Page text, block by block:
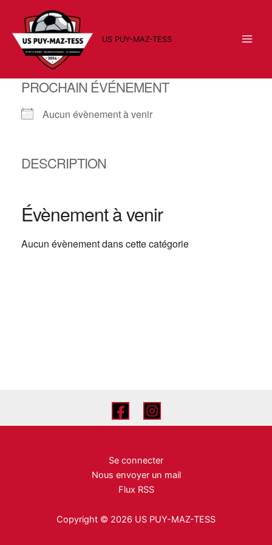
contenu
US PUY-MAZ-TESS
PROCHAIN ÉVÉNEMENT
Aucun évènement à venir
DESCRIPTION
Évènement à venir
Aucun évènement dans cette catégorie
Se connecter
Nous envoyer un mail
Flux RSS
Copyright © 2026 US PUY-MAZ-TESS